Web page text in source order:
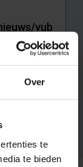
Over
te
te bieden
fout zag.